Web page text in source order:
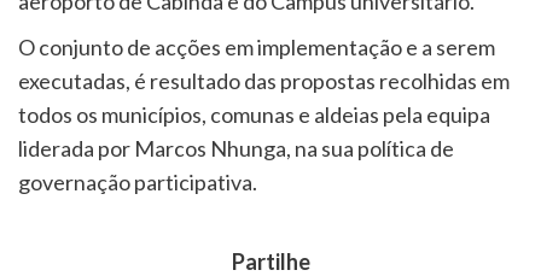
O conjunto de acções em implementação e a serem
executadas, é resultado das propostas recolhidas em
todos os municípios, comunas e aldeias pela equipa
liderada por Marcos Nhunga, na sua política de
governação participativa.
Partilhe